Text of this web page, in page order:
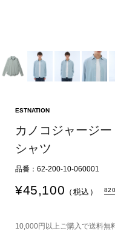
ESTNATION
カノコジャージ
シャツ
品番：62-200-10-060001
¥45,100 （税込）
10,000円以上ご購入で送料無